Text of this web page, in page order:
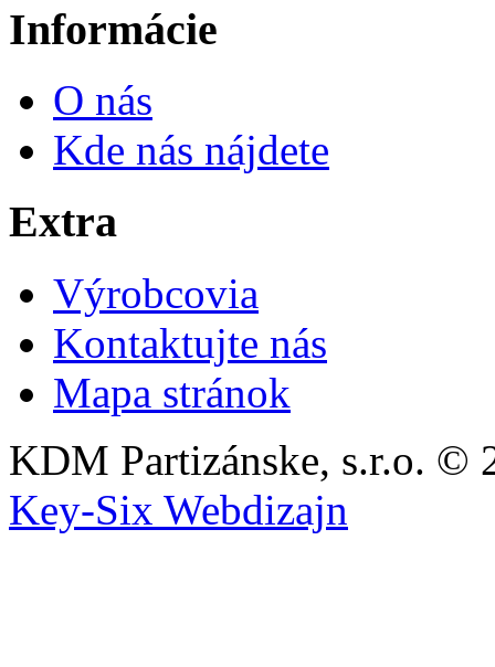
Informácie
O nás
Kde nás nájdete
Extra
Výrobcovia
Kontaktujte nás
Mapa stránok
KDM Partizánske, s.r.o. ©
Key-Six Webdizajn